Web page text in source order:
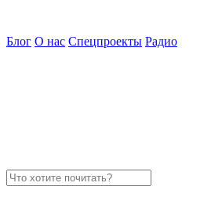
Блог О нас Спецпроекты Радио